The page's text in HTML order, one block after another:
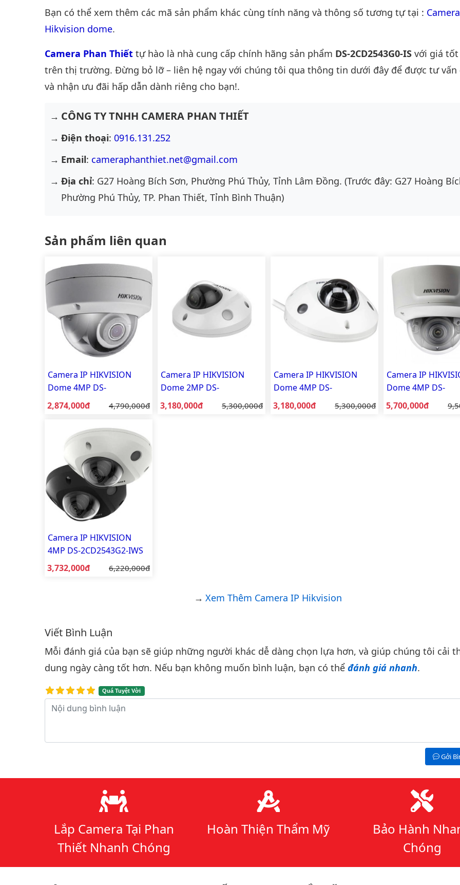
Bạn có thể xem thêm các mã sản phẩm khác cùng tính năng và thông số tương tự tại :
Hikvision dome.
Camera Phan Thiết tự hào là nhà cung cấp chính hãng sản phẩm DS-2CD2543G0-IS với giá
trên thị trường. Đừng bỏ lỡ – liên hệ ngay với chúng tôi qua thông tin dưới đây để được tư vấn
và nhận ưu đãi hấp dẫn dành riêng cho bạn!.
CÔNG TY TNHH CAMERA PHAN THIẾT
Điện thoại: 0916.131.252
Email: cameraphanthiet.net@gmail.com
Địa chỉ: G27 Hoàng Bích Sơn, Phường Phú Thủy, Tỉnh Lâm Đồng. (Trước đây: G27 Hoàng
Phường Phú Thủy, TP. Phan Thiết, Tỉnh Bình Thuận)
Sản phẩm liên quan
Camera IP HIKVISION
Dome 4MP DS-
2CD2143G0-IS
Giá bán:
2,874,000đ Giá gốc:
4,790,000đ
Camera IP HIKVISION
Dome 2MP DS-
2CD2523G0-IS
Giá bán:
3,180,000đ Giá gốc:
5,300,000đ
Camera IP HIKVISION
Dome 4MP DS-
2CD2543G0-I
Giá bán:
3,180,000đ Giá gốc:
5,300,000đ
Camera IP
Dome 4MP DS-
2CD2743G0-IZS
Giá bán:
5,700,000đ
Camera IP HIKVISION
4MP DS-2CD2543G2-IWS
Giá bán:
3,732,000đ Giá gốc:
6,220,000đ
Xem Thêm Camera IP Hikvision
Bình luận & Đánh giá
Viết Bình Luận
Mỗi đánh giá của bạn sẽ giúp những người khác dễ dàng chọn lựa hơn, và giúp chúng tôi cải
dung ngày càng tốt hơn. Nếu bạn không muốn bình luận, bạn có thể đánh giá nhanh.
Quá Tuyệt Vời
Nội dung bình luận
Gởi
Lý do chọn chúng tôi
Lắp Camera Tại Phan
Thiết Nhanh Chóng
Hoàn Thiện Thẩm Mỹ
Bảo Hành
Chóng